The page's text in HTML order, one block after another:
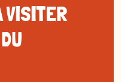
VISITER